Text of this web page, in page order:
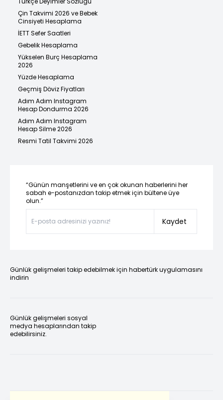
Çin Takvimi 2026 ve Bebek
Cinsiyeti Hesaplama
İETT Sefer Saatleri
Gebelik Hesaplama
Yükselen Burç Hesaplama
2026
Yüzde Hesaplama
Geçmiş Döviz Fiyatları
Adım Adım Instagram
Hesap Dondurma 2026
Adım Adım Instagram
Hesap Silme 2026
Resmi Tatil Takvimi 2026
“Günün manşetlerini ve en çok okunan haberlerini her
sabah e-postanızdan takip etmek için bültene üye
olun.”
Kaydet
Günlük gelişmeleri takip edebilmek için habertürk uygulamasını
indirin
Günlük gelişmeleri sosyal
medya hesaplarından takip
edebilirsiniz.